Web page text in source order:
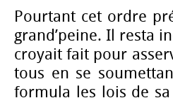
Pourtant cet ordre
grand’peine. Il resta
croyait fait pour
tous en se
formula les lois de